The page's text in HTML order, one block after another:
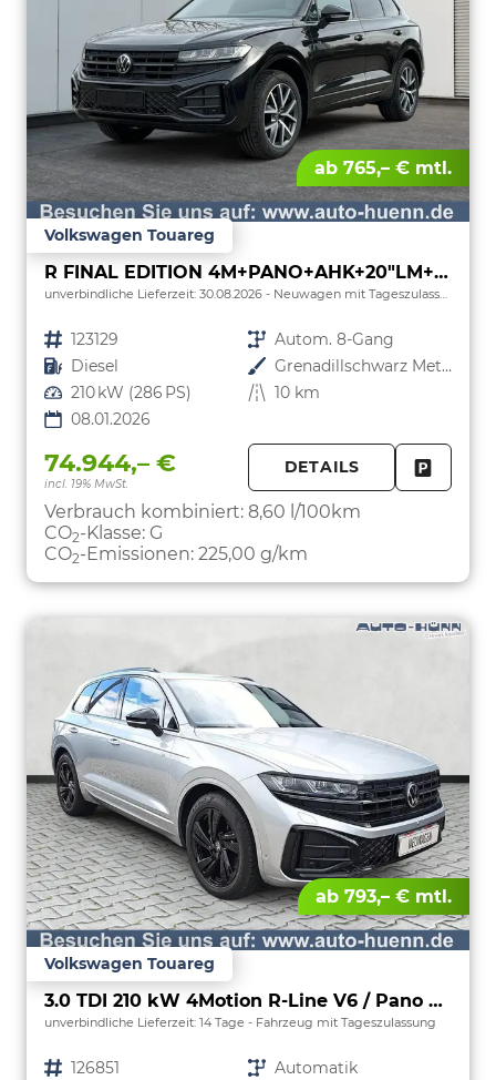
ab 765,– € mtl.
Volkswagen Touareg
R FINAL EDITION 4M+PANO+AHK+20"LM+HUD+IQ.-MATRIX-LED
unverbindliche Lieferzeit: 30.08.2026 Neuwagen mit Tageszulassung
Fahrzeugnr. 123129 Getriebe Autom. 8-Gang
Kraftstoff Diesel Außenfarbe
Grenadillschwarz Metallic
Leistung 210 kW (286 PS) Kilometerstand 10 km
08.01.2026
74.944,– €
incl. 19% MwSt.
DETAILS
Verbrauch kombiniert: 8,60 l/100km
CO2-Klasse: G
CO2-Emissionen: 225,00 g/km
ab 793,– € mtl.
Volkswagen Touareg
3.0 TDI 210 kW 4Motion R-Line V6 / Pano 360Grad
unverbindliche Lieferzeit: 14 Tage Fahrzeug mit Tageszulassung
Fahrzeugnr. 126851 Getriebe Automatik